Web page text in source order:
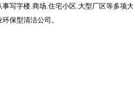
写字楼.商场.住宅小区.大型厂区等多项
环保型清洁公司。